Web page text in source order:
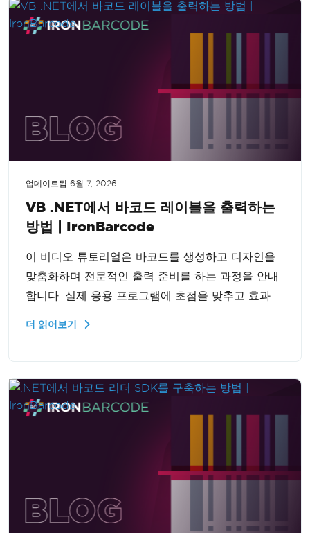
업데이트됨 6월 7, 2026
VB .NET에서 바코드 레이블을 출력하는
방법 | IronBarcode
이 비디오 튜토리얼은 바코드를 생성하고 디자인을
맞춤화하며 전문적인 출력 준비를 하는 과정을 안내
합니다. 실제 응용 프로그램에 초점을 맞추고 효과적
더 읽어보기